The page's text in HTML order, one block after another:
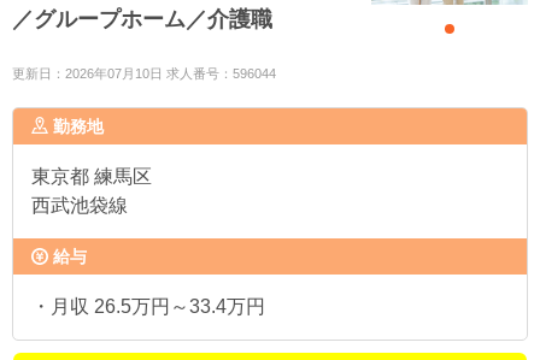
／グループホーム／介護職
更新日：2026年07月10日 求人番号：596044
勤務地
東京都 練馬区
西武池袋線
給与
・月収 26.5万円～33.4万円